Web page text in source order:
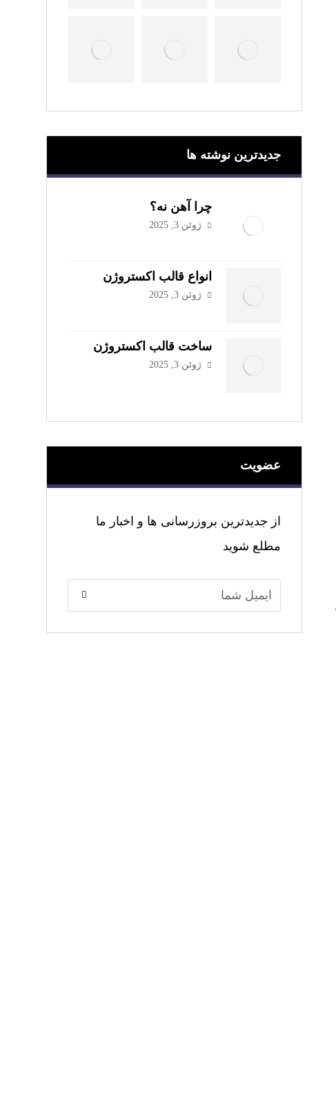
جدیدترین نوشته ها
چرا آهن نه؟
ژوئن 3, 2025
انواع قالب اکستروژن
ژوئن 3, 2025
ساخت قالب اکستروژن
ژوئن 3, 2025
عضویت
از جدیدترین بروزرسانی ها و اخبار ما
مطلع شوید